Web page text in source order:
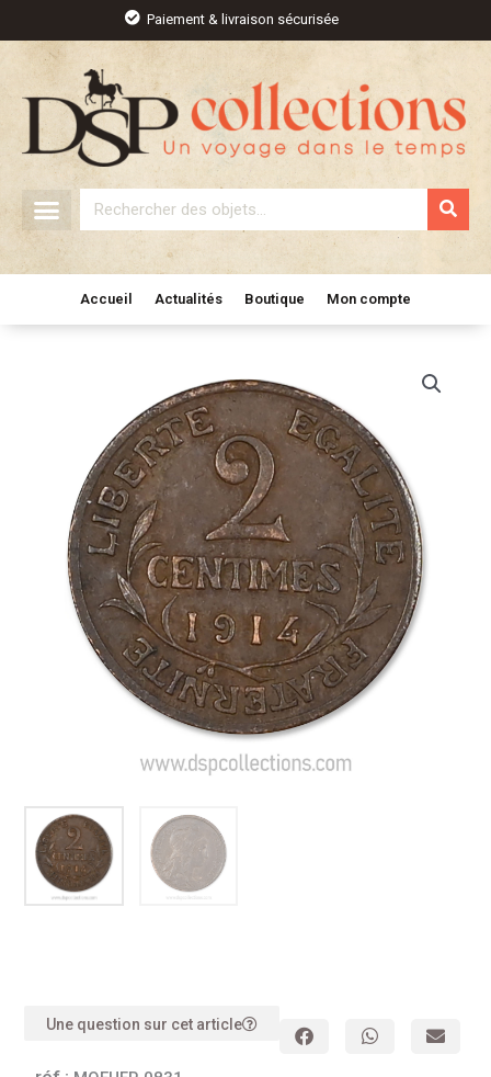
contenu
Paiement & livraison sécurisée
Rechercher
Accueil Actualités Boutique Mon compte
Une question sur cet article